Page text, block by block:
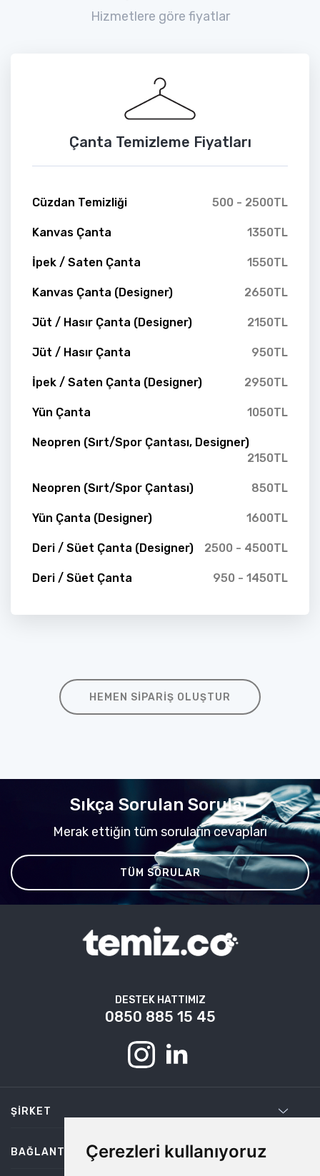
Çerezleri kullanıyoruz
Hizmetlere göre fiyatlar
Çanta Temizleme Fiyatları
Cüzdan Temizliği 500 - 2500TL
Kanvas Çanta 1350TL
İpek / Saten Çanta 1550TL
Kanvas Çanta (Designer) 2650TL
Jüt / Hasır Çanta (Designer) 2150TL
Jüt / Hasır Çanta 950TL
İpek / Saten Çanta (Designer) 2950TL
Yün Çanta 1050TL
Neopren (Sırt/Spor Çantası, Designer)
2150TL
Neopren (Sırt/Spor Çantası) 850TL
Yün Çanta (Designer) 1600TL
Deri / Süet Çanta (Designer) 2500 - 4500TL
Deri / Süet Çanta 950 - 1450TL
HEMEN SIPARIŞ OLUŞTUR
Sıkça Sorulan Sorular
Merak ettiğin tüm soruların cevapları
TÜM SORULAR
DESTEK HATTIMIZ
0850 885 15 45
ŞIRKET
BAĞLANTILAR